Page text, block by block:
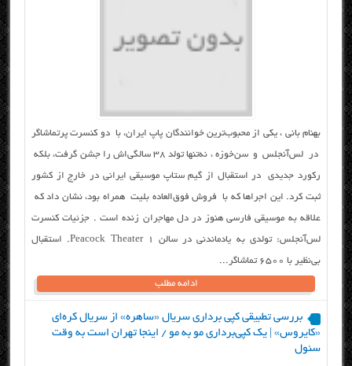
بهنام بانی ، یکی از محبوب‌ترین خوانندگان پاپ ایران، با دو کنسرت پرتماشاگر
در لس‌آنجلس و سن‌خوزه ، نه‌تنها تولد ۳۸ سالگی‌اش را جشن گرفت، بلکه
رکورد جدیدی در استقبال از گیم ستاپ موسیقی ایرانی در خارج از کشور
ثبت کرد. این اجراها که با فروش فوق‌العاده بلیت همراه بود، نشان داد که
علاقه به موسیقی فارسی هنوز در دل مهاجران زنده است . جزئیات کنسرت
لس‌آنجلس: تولدی به یادماندنی در سالن Peacock Theater ۱. استقبال
بی‌نظیر با ۶۵۰۰ تماشاگر...
ادامه مطلب
بررسی تطبیقی کپی برداری سریال «ساهره» از سریال کره‌ای
«کایروس» | یک کپی‌برداری مو به مو / اینجا تهران است به وقت
سئول